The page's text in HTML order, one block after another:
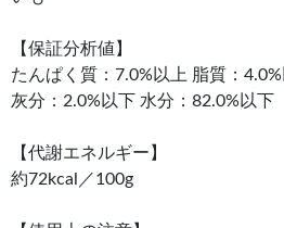
【保証分析値】
たんぱく質：7.0%以上 脂質：
灰分：2.0%以下 水分：82.0%以下
【代謝エネルギー】
約72kcal／100g